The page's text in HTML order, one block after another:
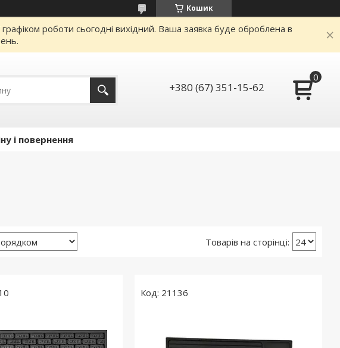
Кошик
роботи сьогодні вихідний. Ваша заявка буде оброблена в
+380 (67) 351-15-62
і повернення
21136